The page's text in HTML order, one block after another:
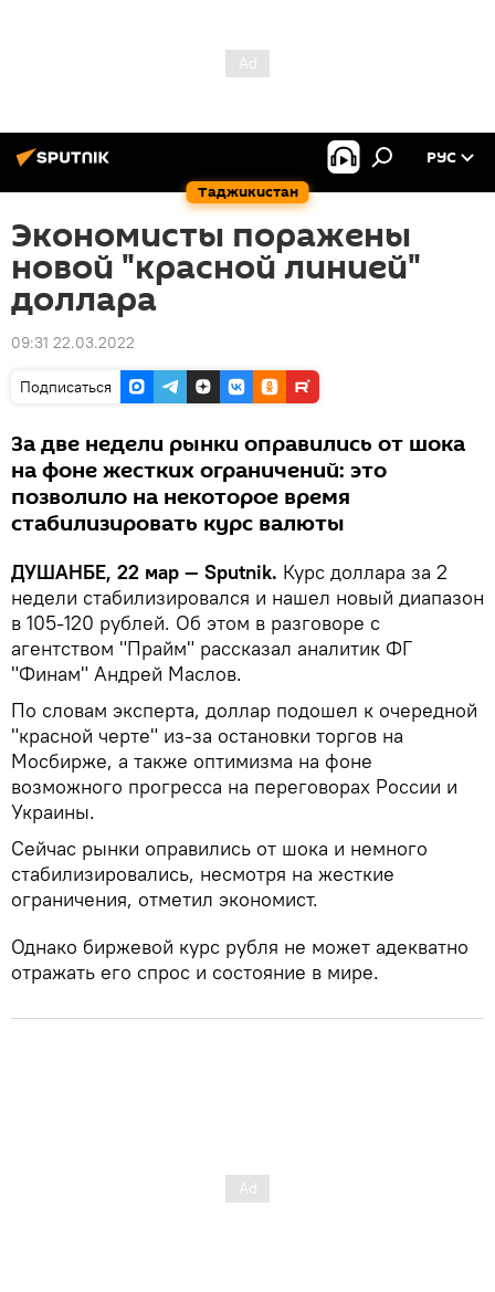
Таджикистан
РУС
Экономисты поражены
новой "красной линией"
доллара
09:31 22.03.2022
Подписаться
За две недели рынки оправились от шока
на фоне жестких ограничений: это
позволило на некоторое время
стабилизировать курс валюты
ДУШАНБЕ, 22 мар — Sputnik. Курс доллара за 2
недели стабилизировался и нашел новый диапазон
в 105-120 рублей. Об этом в разговоре с
агентством "Прайм" рассказал аналитик ФГ
"Финам" Андрей Маслов.
По словам эксперта, доллар подошел к очередной
"красной черте" из-за остановки торгов на
Мосбирже, а также оптимизма на фоне
возможного прогресса на переговорах России и
Украины.
Сейчас рынки оправились от шока и немного
стабилизировались, несмотря на жесткие
ограничения, отметил экономист.
Однако биржевой курс рубля не может адекватно
отражать его спрос и состояние в мире.